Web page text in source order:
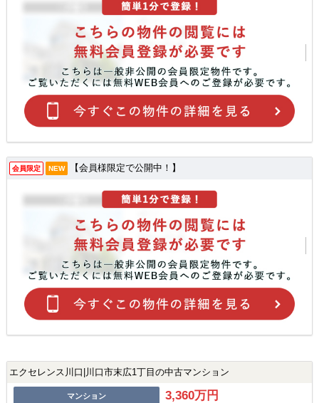
会員限定 NEW 【会員様限定で公開中！】
エクセレンス川口|川口市末広1丁目の中古マンション
マンション 3,360万円